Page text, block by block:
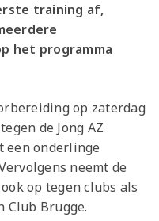
training af,
het programma
op zaterdag
de Jong AZ
een onderlinge
neemt de
op tegen clubs als
Club Brugge.